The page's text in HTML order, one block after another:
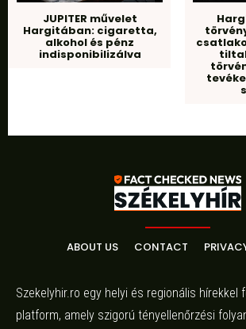
JUPITER művelet
Hargitában: cigaretta,
alkohol és pénz
indisponibilizálva
ABOUT US CONTACT
Szekelyhir.ro egy helyi és regionális hírekkel
platform, amely szigorú tényellenőrzési